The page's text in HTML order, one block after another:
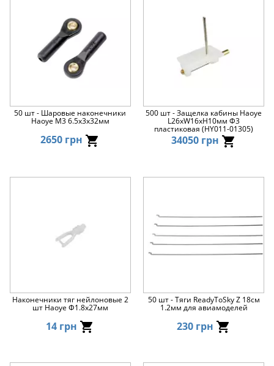
50 шт - Шаровые наконечники
Haoye М3 6.5x3x32мм
2650 грн
500 шт - Защелка кабины Haoye
L26xW16xH10мм Ф3
пластиковая (HY011-01305)
34050 грн
Наконечники тяг нейлоновые 2
шт Haoye Φ1.8x27мм
14 грн
50 шт - Тяги ReadyToSky Z 18см
1.2мм для авиамоделей
230 грн